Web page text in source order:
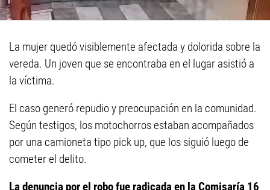
La mujer quedó visiblemente afectada y dolorida sobre la
vereda. Un joven que se encontraba en el lugar asistió a
la víctima.
El caso generó repudio y preocupación en la comunidad.
Según testigos, los motochorros estaban acompañados
por una camioneta tipo pick up, que los siguió luego de
cometer el delito.
La denuncia por el robo fue radicada en la Comisaría 16